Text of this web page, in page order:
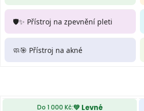
🛡️✨ Přístroj na zpevnění pleti
🧼🎯 Přístroj na akné
Do 1 000 Kč:💚 Levné